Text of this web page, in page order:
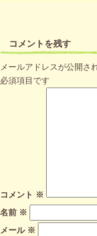
コメントを残す
メールアドレスが公開さ
必須項目です
コメント ※
名前 ※
メール ※